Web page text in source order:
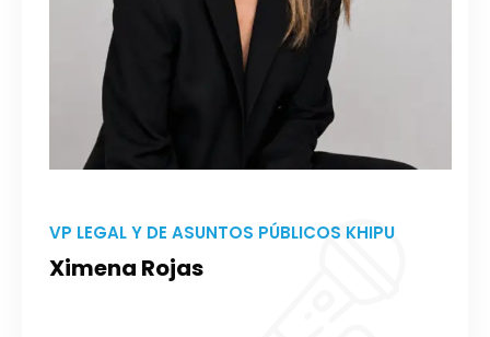
VP LEGAL Y DE ASUNTOS PÚBLICOS KHIPU
Ximena Rojas